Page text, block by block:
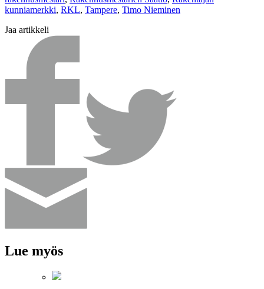
kunniamerkki, RKL, Tampere, Timo Nieminen
Jaa artikkeli
Lue myös